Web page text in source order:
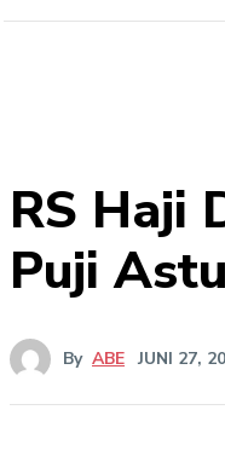
RS Haji
Puji
By ABE JUNI 27,